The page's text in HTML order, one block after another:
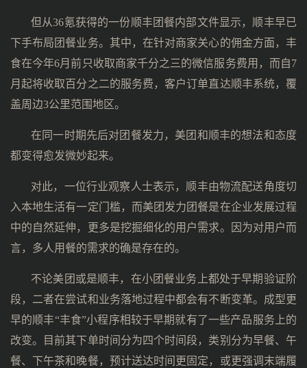
但从36氪获得的一份顺丰团餐内部文件显示，顺丰早已
下手布局团餐业务。其中，在针对商家关心的佣金方面，丰
食在今年6月前只收取商家千分之三的微信服务费用，而自7
月起将收取百分之二的服务费，客户订单直达顺丰系统，覆
盖周边3公里范围地区。
在同一时期先后对团餐发力，美团和顺丰的想法和态度
都变得愈发微妙起来。
对此，一位行业观察人士表示，顺丰由物流配送角度切
入本地生活有一定门槛，而美团发力团餐是在企业发展过程
中的自然延伸，更多是挖掘细化的用户需求。因为对用户而
言，多人用餐的需求的确是存在的。
不论美团或是顺丰，在小团餐业务上都处于早期验证阶
段，二者在尝试和业务落地过程中都会有不断变革。成型更
早的顺丰“丰食”小程序相较于早期就有了一些产品服务上的
改变。目前其下单时间分为四个时间段，类别分为早餐、午
餐、下午茶和晚餐，预计送达时间更固定，或更强调末端履